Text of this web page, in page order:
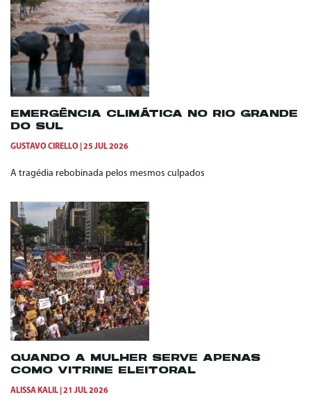
EMERGÊNCIA CLIMÁTICA NO RIO GRANDE
DO SUL
GUSTAVO CIRELLO 25 JUL 2026
A tragédia rebobinada pelos mesmos culpados
QUANDO A MULHER SERVE APENAS
COMO VITRINE ELEITORAL
ALISSA KALIL 21 JUL 2026